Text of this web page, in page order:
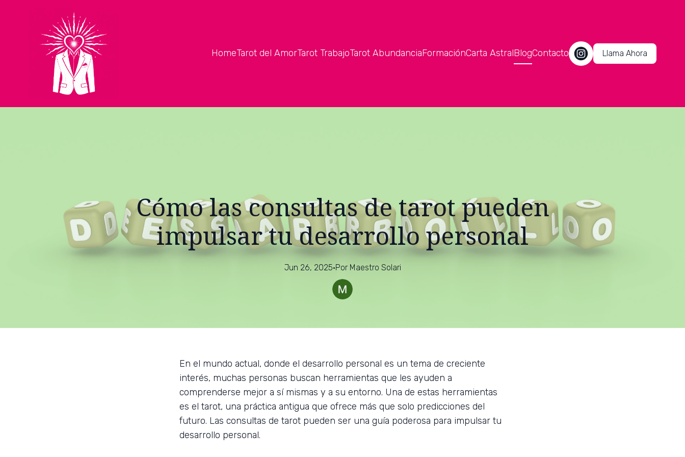
HomeTarot del AmorTarot TrabajoTarot AbundanciaFormaciónCarta AstralBlogContacto Llama Ahora
Cómo las consultas de tarot pueden
impulsar tu desarrollo personal
Jun 26, 2025·Por Maestro Solari
En el mundo actual, donde el desarrollo personal es un tema de creciente
interés, muchas personas buscan herramientas que les ayuden a
comprenderse mejor a sí mismas y a su entorno. Una de estas herramientas
es el tarot, una práctica antigua que ofrece más que solo predicciones del
futuro. Las consultas de tarot pueden ser una guía poderosa para impulsar tu
desarrollo personal.